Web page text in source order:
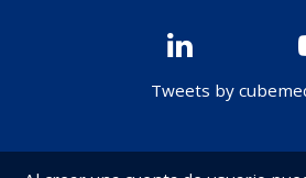
Tweets by